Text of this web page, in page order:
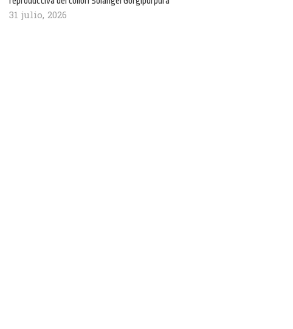
31 julio, 2026